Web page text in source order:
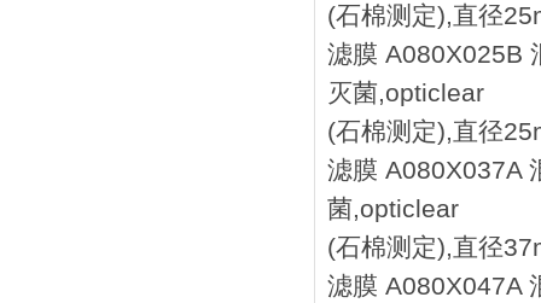
(石棉测定),直径
滤膜 A080X025B
灭菌,opticlear
(石棉测定),直径
滤膜 A080X037A
菌,opticlear
(石棉测定),直径
滤膜 A080X047A